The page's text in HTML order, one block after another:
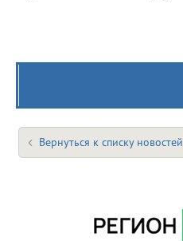
Вернуться к списку новостей